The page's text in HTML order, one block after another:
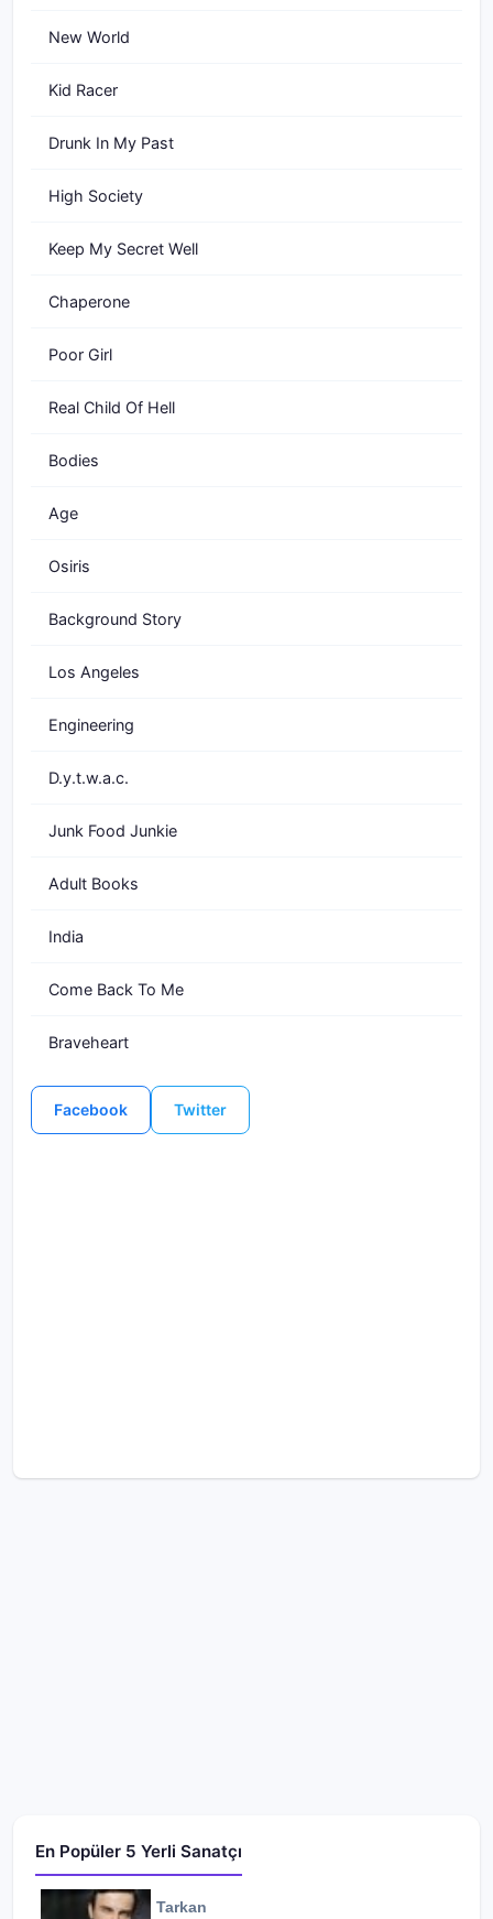
New World
Kid Racer
Drunk In My Past
High Society
Keep My Secret Well
Chaperone
Poor Girl
Real Child Of Hell
Bodies
Age
Osiris
Background Story
Los Angeles
Engineering
D.y.t.w.a.c.
Junk Food Junkie
Adult Books
India
Come Back To Me
Braveheart
Facebook Twitter
En Popüler 5 Yerli Sanatçı
Tarkan